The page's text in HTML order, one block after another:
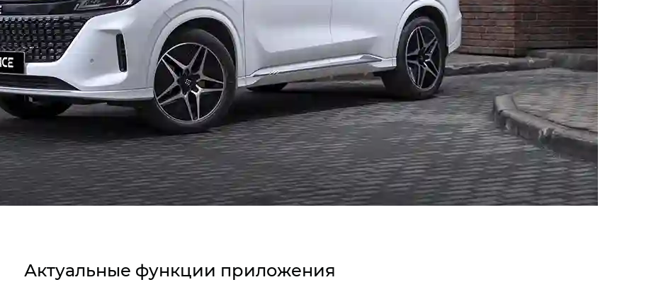
Актуальные функции приложения